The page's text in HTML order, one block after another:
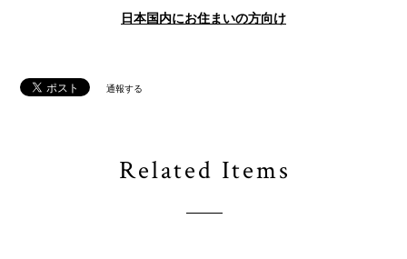
日本国内にお住まいの方向け
通報する
Related Items